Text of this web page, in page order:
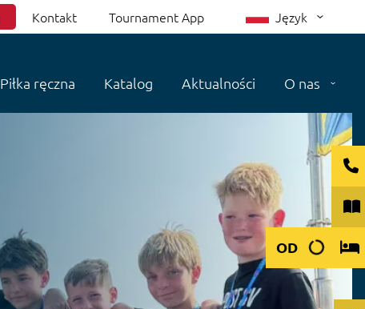
Kontakt Tournament App Język
Piłka ręczna Katalog Aktualności O nas
OD